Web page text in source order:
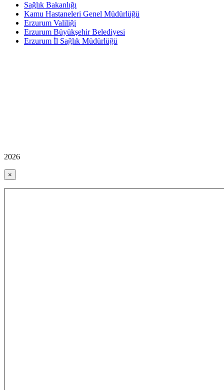
Sağlık Bakanlığı
Kamu Hastaneleri Genel Müdürlüğü
Erzurum Valiliği
Erzurum Büyükşehir Belediyesi
Erzurum İl Sağlık Müdürlüğü
2026
×